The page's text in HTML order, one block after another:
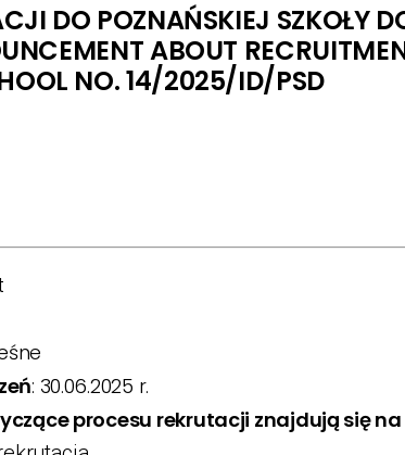
DO POZNAŃSKIEJ SZKOŁY
ABOUT
NO. 14/2025/ID/PSD
: 30.06.2025 r.
procesu rekrutacji znajdują się